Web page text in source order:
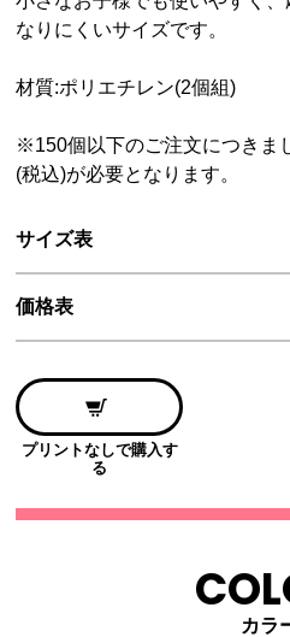
なりにくいサイズです。
材質:ポリエチレン(2個組)
※150個以下のご注文につきま
(税込)が必要となります。
サイズ表
価格表
プリントなしで購入す
る
カラ